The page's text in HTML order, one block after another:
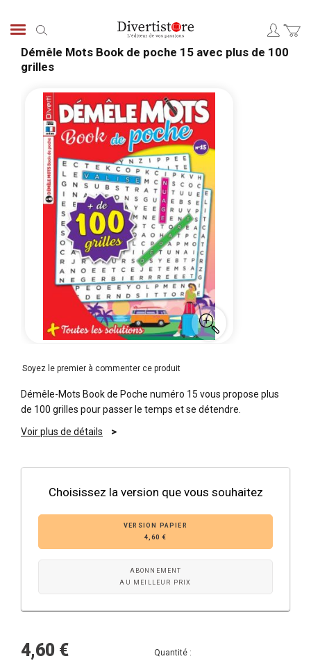
Démêle Mots Book de poche 15 avec plus de 100
grilles
galerie
d’images
Soyez le premier à commenter ce produit
Démêle-Mots Book de Poche numéro 15 vous propose plus
de 100 grilles pour passer le temps et se détendre.
Voir plus de détails
Choisissez la version que vous souhaitez
VERSION PAPIER
4,60 €
ABONNEMENT
AU MEILLEUR PRIX
4,60 € Quantité :